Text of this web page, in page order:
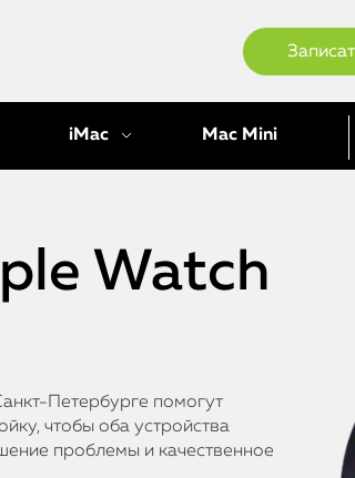
iMac Mac Mini
Watch
Петербурге помогут
чтобы оба устройства
проблемы и качественное